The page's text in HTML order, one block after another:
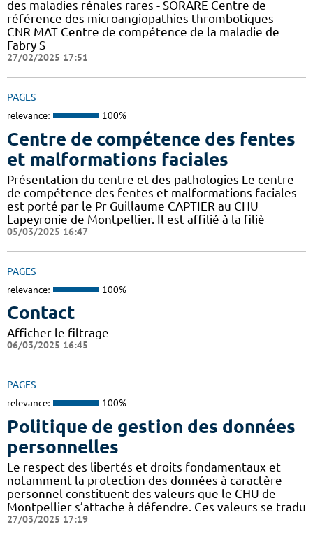
des maladies rénales rares - SORARE Centre de
référence des microangiopathies thrombotiques -
CNR MAT Centre de compétence de la maladie de
Fabry S
27/02/2025 17:51
PAGES
relevance: 100%
Centre de compétence des fentes
et malformations faciales
Présentation du centre et des pathologies Le centre
de compétence des fentes et malformations faciales
est porté par le Pr Guillaume CAPTIER au CHU
Lapeyronie de Montpellier. Il est affilié à la filiè
05/03/2025 16:47
PAGES
relevance: 100%
Contact
Afficher le filtrage
06/03/2025 16:45
PAGES
relevance: 100%
Politique de gestion des données
personnelles
Le respect des libertés et droits fondamentaux et
notamment la protection des données à caractère
personnel constituent des valeurs que le CHU de
Montpellier s’attache à défendre. Ces valeurs se tradu
27/03/2025 17:19